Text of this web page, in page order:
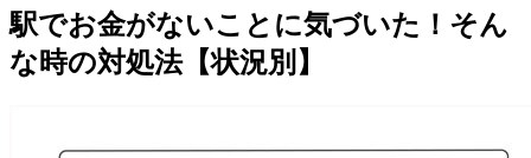
駅でお金がないことに気づいた！そん
な時の対処法【状況別】